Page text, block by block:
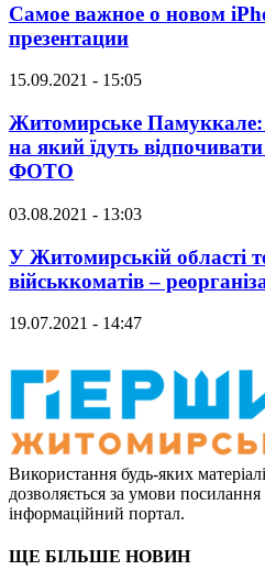
Самое важное о новом
презентации
15.09.2021 - 15:05
Житомирське Памуккале:
на який їдуть
ФОТО
03.08.2021 - 13:03
У Житомирській області
військкоматів –
19.07.2021 - 14:47
Використання будь-яких
дозволяється за умови
інформаційний портал.
ЩЕ БІЛЬШЕ НОВИН